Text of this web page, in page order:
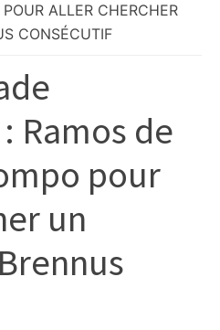
ALLER CHERCHER
CONSÉCUTIF
Ramos de
pour
un